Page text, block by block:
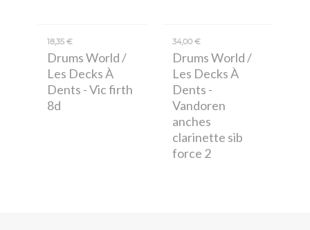
18,35 €
Drums World /
Les Decks À
Dents - Vic firth
8d
34,00 €
Drums World /
Les Decks À
Dents -
Vandoren
anches
clarinette sib
force 2